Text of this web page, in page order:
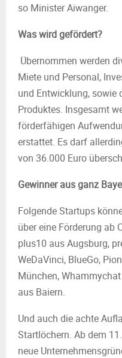
so Minister Aiwanger.
Was wird gefördert?
Übernommen werden
Miete und Personal,
und Entwicklung, sowie
Produktes. Insgesamt
förderfähigen
erstattet. Es darf
von 36.000 Euro
Gewinner aus ganz
Folgende Startups
über eine Förderung ab
plus10 aus Augsburg,
WeDaVinci, BlueGo,
München,
aus Baiern.
Und auch die achte
Startlöchern. Ab dem
neue